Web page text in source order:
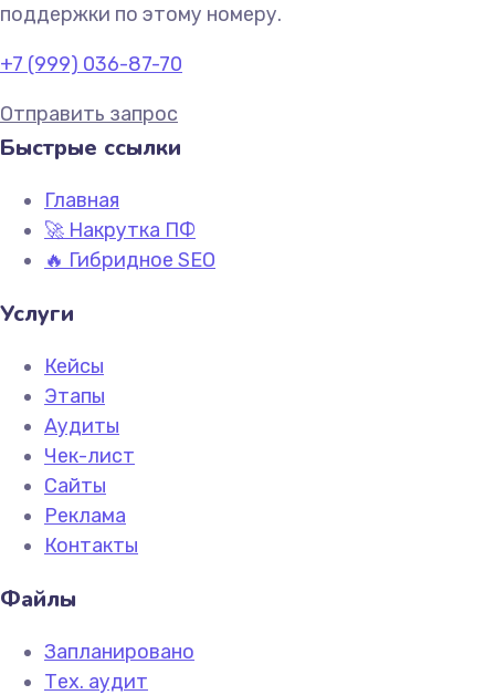
поддержки по этому номеру.
+7 (999) 036-87-70
Отправить запрос
Быстрые ссылки
Главная
🚀 Накрутка ПФ
🔥 Гибридное SEO
Услуги
Кейсы
Этапы
Аудиты
Чек-лист
Сайты
Реклама
Контакты
Файлы
Запланировано
Тех. аудит